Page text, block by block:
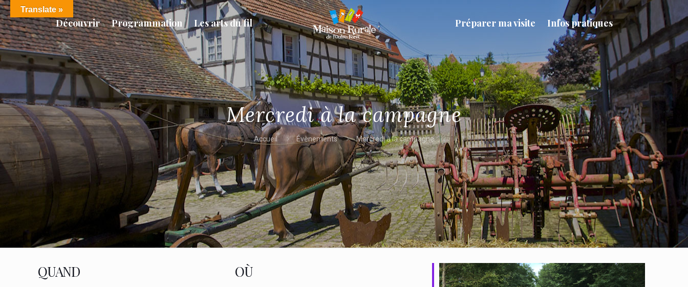
Découvrir Programmation Les arts du fil Préparer ma visite Infos pratiques
Mercredi à la campagne
Accueil Évènements Mercredi à la campagne
QUAND OÙ
Translate »